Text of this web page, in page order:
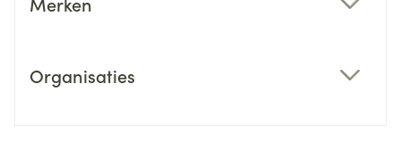
Organisaties